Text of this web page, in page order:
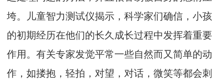
垮。儿童智力测试仪揭示，科学家们确信，小孩
的初期经历在他们的长久成长过程中发挥着重要
作用。有关专家发觉平常一些自然而又简单的动
作，如搂抱，轻拍，对望，对话，微笑等都会刺